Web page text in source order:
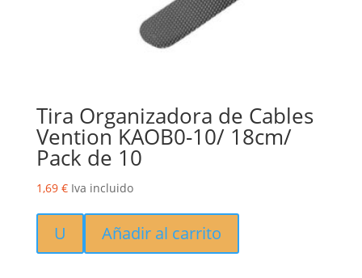
Tira Organizadora de Cables
Vention KAOB0-10/ 18cm/
Pack de 10
1,69 € Iva incluido
U Añadir al carrito